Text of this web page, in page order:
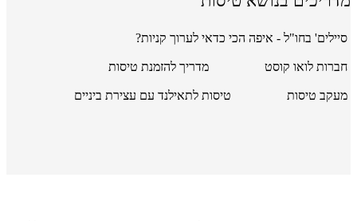
סיילים' בחו"ל - איפה הכי כדאי לערוך קניות?
חברות לואו קוסט מדריך להזמנת טיסות
מעקב טיסות טיסות לתאילנד עם עצירת ביניים